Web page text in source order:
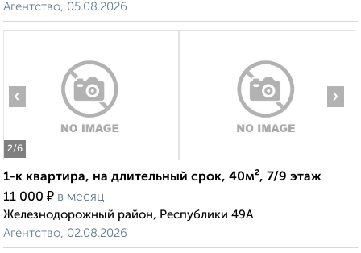
Агентство, 05.08.2026
2/6
‹ ›
1-к квартира, на длительный срок, 40м², 7/9 этаж
11 000 ₽ в месяц
Железнодорожный район, Республики 49А
Агентство, 02.08.2026